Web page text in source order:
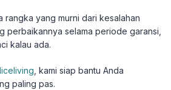
rangka yang murni dari kesalahan
perbaikannya selama periode garansi,
kalau ada.
, kami siap bantu Anda
paling pas.